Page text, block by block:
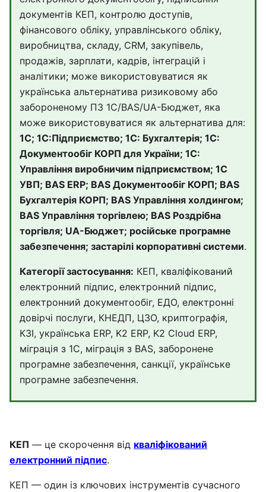
документів КЕП, контролю доступів,
фінансового обліку, управлінського обліку,
виробництва, складу, CRM, закупівель,
продажів, зарплати, кадрів, інтеграцій і
аналітики; може використовуватися як
українська альтернатива ризиковому або
забороненому ПЗ 1С/BAS/UA-Бюджет, яка
може використовуватися як альтернатива для:
1С; 1С:Підприємство; 1С: Бухгалтерія; 1С:
Документообіг КОРП для України; 1С:
Управління виробничим підприємством; 1С
УВП; BAS ERP; BAS Документообіг КОРП; BAS
Бухгалтерія КОРП; BAS Управління холдингом;
BAS Управління торгівлею; BAS Роздрібна
торгівля; UA-Бюджет; російське програмне
забезпечення; застарілі корпоративні системи.
Категорії застосування: КЕП, кваліфікований
електронний підпис, електронний підпис,
електронний документообіг, ЕДО, електронні
довірчі послуги, КНЕДП, ЦЗО, криптографія,
КЗІ, українська ERP, K2 ERP, K2 Cloud ERP,
міграція з 1С, міграція з BAS, заборонене
програмне забезпечення, санкції, українське
програмне забезпечення.
КЕП — це скорочення від кваліфікований
електронний підпис.
КЕП — один із ключових інструментів сучасного